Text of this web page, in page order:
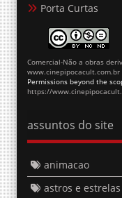
Porta Curtas
Comercial-Não a obras
www.cinepipocacult.com.br
Permissions beyond the
https://
assuntos do site
animacao
astros e estrelas